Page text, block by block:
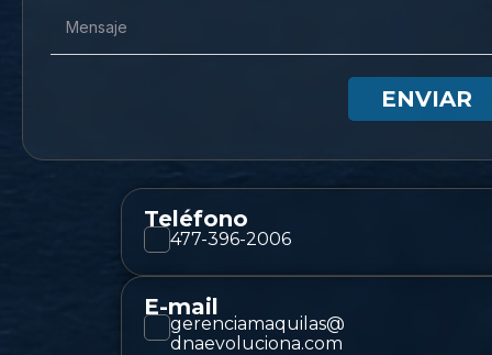
ENVIAR
Teléfono
477-396-2006
E-mail
gerenciamaquilas@
dnaevoluciona.com